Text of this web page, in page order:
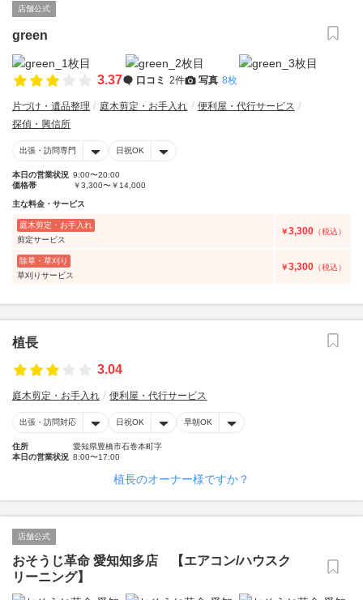
店舗公式
green
3.37 口コミ 2件 写真 8枚
片づけ・遺品整理 庭木剪定・お手入れ
便利屋・代行サービス
探偵・興信所
出張・訪問専門 日祝OK
本日の営業状況 9:00〜20:00
価格帯
￥3,300〜￥14,000
主な料金・サービス
庭木剪定・お手入れ
剪定サービス
￥3,300 （税込）
除草・草刈り
草刈りサービス
￥3,300 （税込）
植長
3.04
庭木剪定・お手入れ 便利屋・代行サービス
出張・訪問対応 日祝OK 早朝OK
住所
愛知県豊橋市石巻本町字
本日の営業状況 8:00〜17:00
植長のオーナー様ですか？
店舗公式
おそうじ革命 愛知知多店 【エアコン/ハウスク
リーニング】